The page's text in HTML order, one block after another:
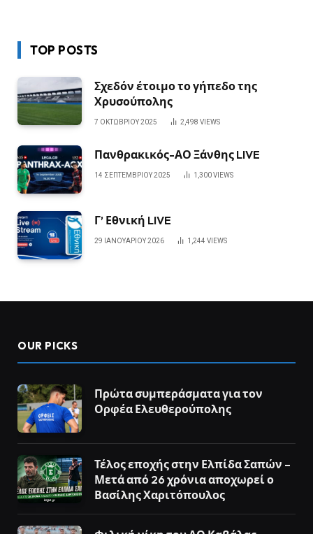
TOP POSTS
Σχεδόν έτοιμο το γήπεδο της
Χρυσούπολης
7 ΟΚΤΩΒΡΊΟΥ 2025 2,498 VIEWS
Πανθρακικός-ΑΟ Ξάνθης LIVE
14 ΣΕΠΤΕΜΒΡΊΟΥ 2025 1,300VIEWS
Γ’ Εθνική LIVE
29 ΙΑΝΟΥΑΡΊΟΥ 2026 1,244 VIEWS
OUR PICKS
Πρώτα συμπεράσματα για τον
Ορφέα Ελευθερούπολης
Τέλος εποχής στην Ελπίδα Σαπών –
Μετά από 26 χρόνια αποχωρεί ο
Βασίλης Χαριτόπουλος